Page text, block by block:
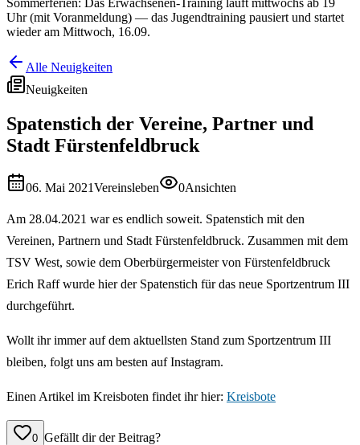
Sommerferien: Das Erwachsenen-Training läuft mittwochs ab 19
Uhr (mit Voranmeldung) — das Jugendtraining pausiert und startet
wieder am Mittwoch, 16.09.
Alle Neuigkeiten
Neuigkeiten
Spatenstich der Vereine, Partner und
Stadt Fürstenfeldbruck
06. Mai 2021Vereinsleben 0Ansichten
Am 28.04.2021 war es endlich soweit. Spatenstich mit den
Vereinen, Partnern und Stadt Fürstenfeldbruck. Zusammen mit dem
TSV West, sowie dem Oberbürgermeister von Fürstenfeldbruck
Erich Raff wurde hier der Spatenstich für das neue Sportzentrum III
durchgeführt.
Wollt ihr immer auf dem aktuellsten Stand zum Sportzentrum III
bleiben, folgt uns am besten auf Instagram.
Einen Artikel im Kreisboten findet ihr hier: Kreisbote
0 Gefällt dir der Beitrag?